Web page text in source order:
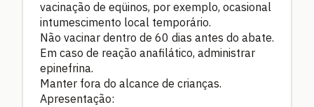
vacinação de eqüinos, por exemplo, ocasional
intumescimento local temporário.
Não vacinar dentro de 60 dias antes do abate.
Em caso de reação anafilático, administrar
epinefrina.
Manter fora do alcance de crianças.
Apresentação: